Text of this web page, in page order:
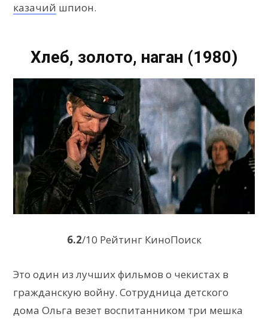
казачий шпион.
Хлеб, золото, наган (1980)
6.2/10 Рейтинг КиноПоиск
Это один из лучших фильмов о чекистах в
гражданскую войну. Сотрудница детского
дома Ольга везет воспитанником три мешка